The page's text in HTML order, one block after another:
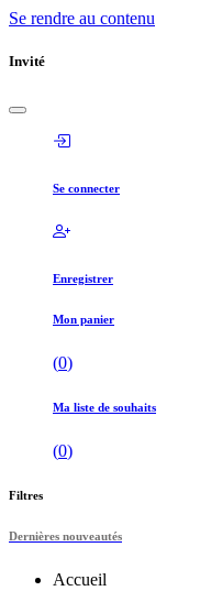
Se rendre au contenu
Invité
Se connecter
Enregistrer
Mon panier
(0)
Ma liste de souhaits
(0)
Filtres
Dernières nouveautés
Accueil